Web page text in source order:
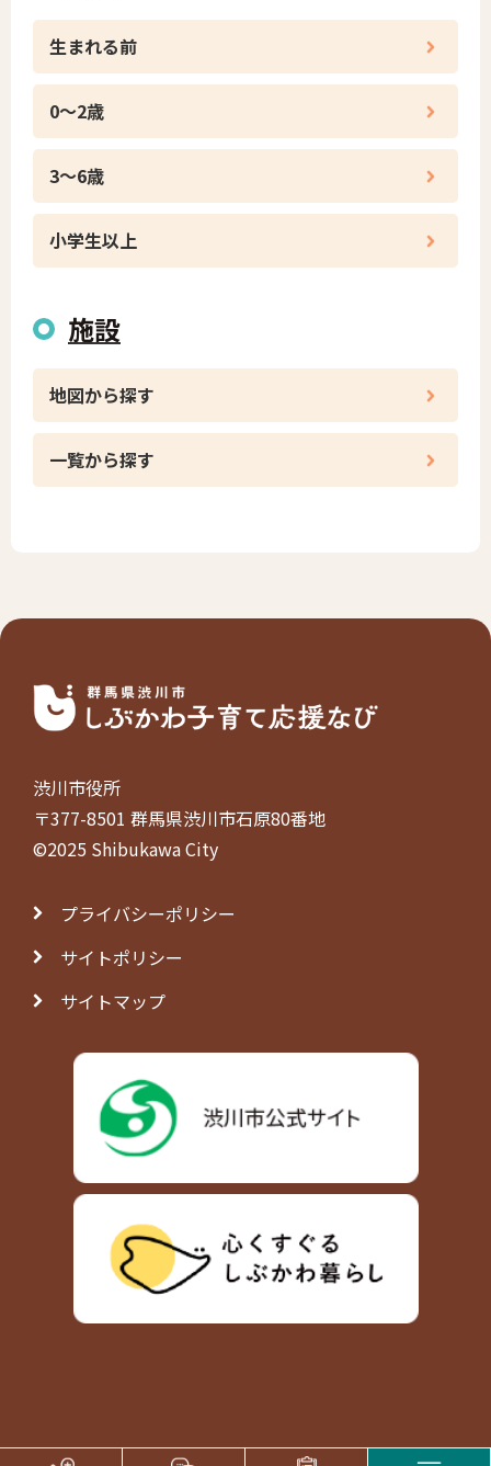
生まれる前
0〜2歳
3〜6歳
小学生以上
施設
地図から探す
一覧から探す
渋川市役所
〒377-8501 群馬県渋川市石原80番地
©2025 Shibukawa City
プライバシーポリシー
サイトポリシー
サイトマップ